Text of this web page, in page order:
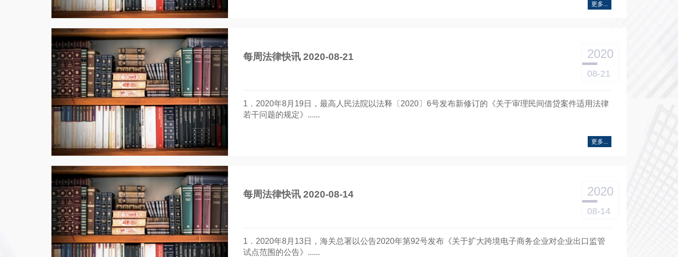
更多...
每周法律快讯 2020-08-21 2020
08-21
1．2020年8月19日，最高人民法院以法释〔2020〕6号发布新修订的《关于审理民间借贷案件适用法律
若干问题的规定》......
更多...
每周法律快讯 2020-08-14 2020
08-14
1．2020年8月13日，海关总署以公告2020年第92号发布《关于扩大跨境电子商务企业对企业出口监管
试点范围的公告》......